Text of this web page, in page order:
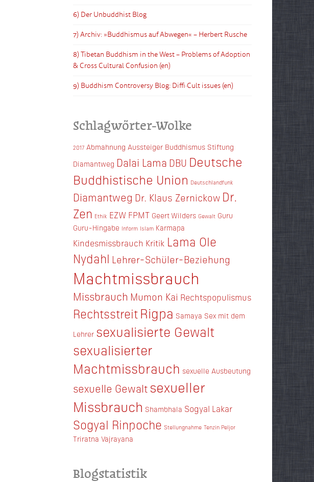
6) Der Unbuddhist Blog
7) Archiv: »Buddhismus auf Abwegen« – Herbert Rusche
8) Tibetan Buddhism in the West – Problems of Adoption
& Cross Cultural Confusion (en)
9) Buddhism Controversy Blog: Diffi·Cult issues (en)
Schlagwörter-Wolke
2017 Abmahnung Aussteiger Buddhismus Stiftung
Diamantweg Dalai Lama DBU Deutsche
Buddhistische Union Deutschlandfunk
Diamantweg Dr. Klaus Zernickow Dr.
Zen Ethik EZW FPMT Geert Wilders Gewalt Guru
Guru-Hingabe Inform Islam Karmapa
Kindesmissbrauch Kritik Lama Ole
Nydahl Lehrer-Schüler-Beziehung
Machtmissbrauch
Missbrauch Mumon Kai Rechtspopulismus
Rechtsstreit Rigpa Samaya Sex mit dem
Lehrer sexualisierte Gewalt
sexualisierter
Machtmissbrauch sexuelle Ausbeutung
sexuelle Gewalt sexueller
Missbrauch Shambhala Sogyal Lakar
Sogyal Rinpoche Stellungnahme Tenzin Peljor
Triratna Vajrayana
Blogstatistik